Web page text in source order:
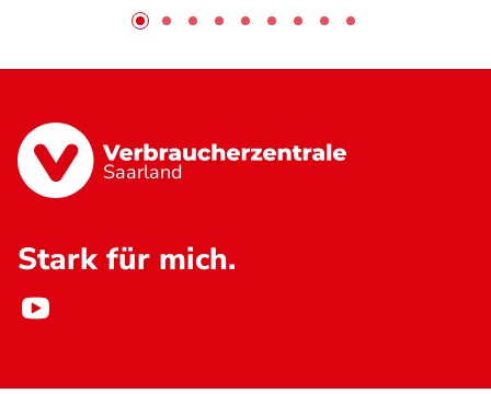
Saarland
Stark für mich.